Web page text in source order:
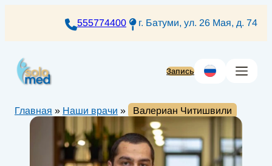
555774400 г. Батуми, ул. 26 Мая, д. 74
Запись
Главная » Наши врачи » Валериан Читишвили